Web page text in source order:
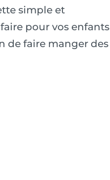
simple et
pour vos enfants
de faire manger des